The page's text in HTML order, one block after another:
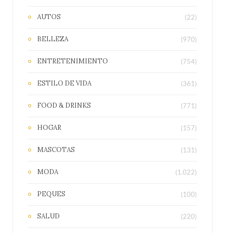
AUTOS (22)
BELLEZA (970)
ENTRETENIMIENTO (754)
ESTILO DE VIDA (361)
FOOD & DRINKS (771)
HOGAR (157)
MASCOTAS (131)
MODA (1.022)
PEQUES (100)
SALUD (220)